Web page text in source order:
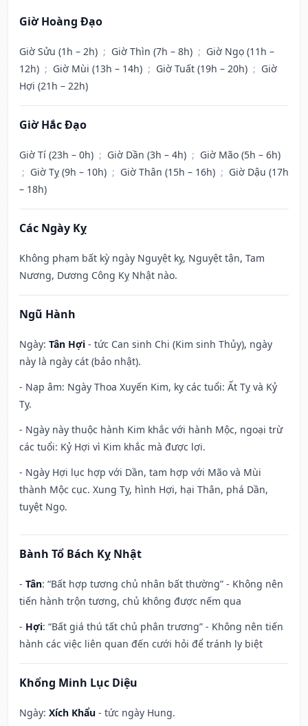
Giờ Hoàng Đạo
Giờ Sửu (1h – 2h) ; Giờ Thìn (7h – 8h) ; Giờ Ngọ (11h –
12h) ; Giờ Mùi (13h – 14h) ; Giờ Tuất (19h – 20h) ; Giờ
Hợi (21h – 22h)
Giờ Hắc Đạo
Giờ Tí (23h – 0h) ; Giờ Dần (3h – 4h) ; Giờ Mão (5h – 6h)
; Giờ Tỵ (9h – 10h) ; Giờ Thân (15h – 16h) ; Giờ Dậu (17h
– 18h)
Các Ngày Kỵ
Không phạm bất kỳ ngày Nguyệt kỵ, Nguyệt tận, Tam
Nương, Dương Công Kỵ Nhật nào.
Ngũ Hành
Ngày: Tân Hợi - tức Can sinh Chi (Kim sinh Thủy), ngày
này là ngày cát (bảo nhật).
- Nạp âm: Ngày Thoa Xuyến Kim, kỵ các tuổi: Ất Tỵ và Kỷ
Tỵ.
- Ngày này thuộc hành Kim khắc với hành Mộc, ngoại trừ
các tuổi: Kỷ Hợi vì Kim khắc mà được lợi.
- Ngày Hợi lục hợp với Dần, tam hợp với Mão và Mùi
thành Mộc cục. Xung Tỵ, hình Hợi, hại Thân, phá Dần,
tuyệt Ngọ.
Bành Tổ Bách Kỵ Nhật
- Tân: “Bất hợp tương chủ nhân bất thường” - Không nên
tiến hành trộn tương, chủ không được nếm qua
- Hợi: “Bất giá thú tất chủ phân trương” - Không nên tiến
hành các việc liên quan đến cưới hỏi để tránh ly biệt
Khổng Minh Lục Diệu
Ngày: Xích Khẩu - tức ngày Hung.